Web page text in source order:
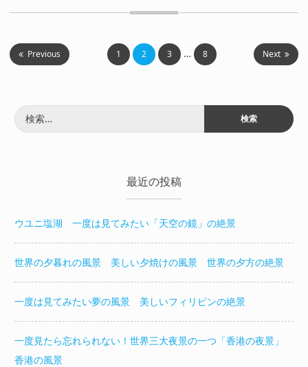
稿
ジ
送
り
Previous 1 2 3 … 8 Next
索:
最近の投稿
ウユニ塩湖 一度は見てみたい「天空の鏡」の絶景
世界の夕暮れの風景 美しい夕焼けの風景 世界の夕方の絶景
一度は見てみたい夢の風景 美しいフィリピンの絶景
一度見たら忘れられない！世界三大夜景の一つ「香港の夜景」
香港の風景